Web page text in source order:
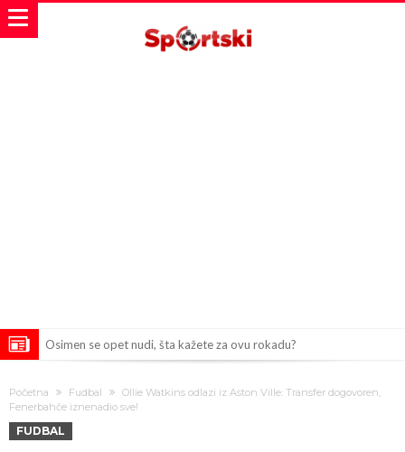
Osimen se opet nudi, šta kažete za ovu rokadu?
Sada je jasno zašto je došao: “Luda” klauzula iz Salahovog ugovora s
Turcima je otkrivena
Predsjednik velikana otkrio pregovore sa Dušanom Vlahovićem
Početna Fudbal
Ollie Watkins odlazi iz Aston Ville: Transfer dogovoren,
Fenerbahče iznenadio sve!
FUDBAL